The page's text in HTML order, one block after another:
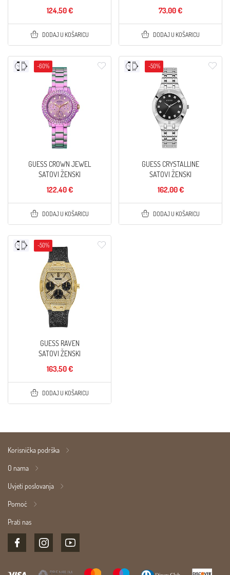
124,50 €
DODAJ U KOŠARICU
73,00 €
DODAJ U KOŠARICU
-60%
GUESS CROWN JEWEL
SATOVI ŽENSKI
122,40 €
DODAJ U KOŠARICU
-50%
GUESS CRYSTALLINE
SATOVI ŽENSKI
162,00 €
DODAJ U KOŠARICU
-50%
GUESS RAVEN
SATOVI ŽENSKI
163,50 €
DODAJ U KOŠARICU
Korisnička podrška
O nama
Uvjeti poslovanja
Pomoć
Prati nas